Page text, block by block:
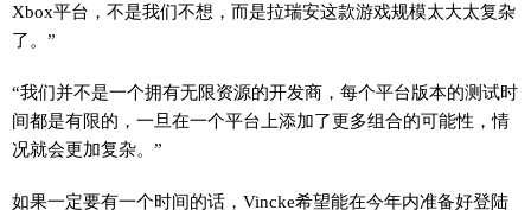
Xbox平台，不是我们不想，而是拉瑞安这款游戏规模太大太复杂
了。”
“我们并不是一个拥有无限资源的开发商，每个平台版本的测试时
间都是有限的，一旦在一个平台上添加了更多组合的可能性，情
况就会更加复杂。”
如果一定要有一个时间的话，Vincke希望能在今年内准备好登陆